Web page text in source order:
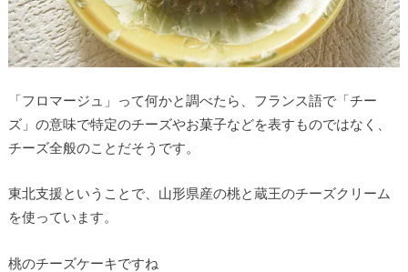
「フロマージュ」って何かと調べたら、フランス語で「チー
ズ」の意味で特定のチーズやお菓子などを表すものではなく、
チーズ全般のことだそうです。
東北支援ということで、山形県産の桃と蔵王のチーズクリーム
を使っています。
桃のチーズケーキですね